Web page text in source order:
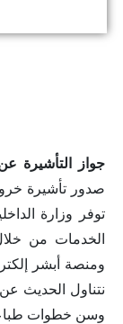
جواز التأشيرة
صدور تأشيرة
توفر وزارة
الخدمات من
ومنصة أبشر
نتناول الحديث
وسن خطوات